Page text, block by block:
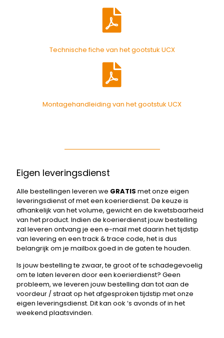
Technische fiche van het gootstuk UCX
Montagehandleiding van het gootstuk UCX
Eigen leveringsdienst
Alle bestellingen leveren we GRATIS met onze eigen
leveringsdienst of met een koerierdienst. De keuze is
afhankelijk van het volume, gewicht en de kwetsbaarheid
van het product. Indien de koerierdienst jouw bestelling
zal leveren ontvang je een e-mail met daarin het tijdstip
van levering en een track & trace code, het is dus
belangrijk om je mailbox goed in de gaten te houden.
Is jouw bestelling te zwaar, te groot of te schadegevoelig
om te laten leveren door een koerierdienst? Geen
probleem, we leveren jouw bestelling dan tot aan de
voordeur / straat op het afgesproken tijdstip met onze
eigen leveringsdienst. Dit kan ook ‘s avonds of in het
weekend plaatsvinden.